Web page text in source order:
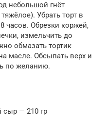
небольшой гнёт
Убрать торт в
часов. Обрезки коржей,
измельчить до
обмазать тортик
масле. Обсыпать верх и
по желанию.
— 210 гр